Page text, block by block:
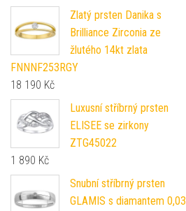
Zlatý prsten Danika s
Brilliance Zirconia ze
žlutého 14kt zlata
FNNNF253RGY
18 190 Kč
Luxusní stříbrný prsten
ELISEE se zirkony
ZTG45022
1 890 Kč
Snubní stříbrný prsten
GLAMIS s diamantem 0,03